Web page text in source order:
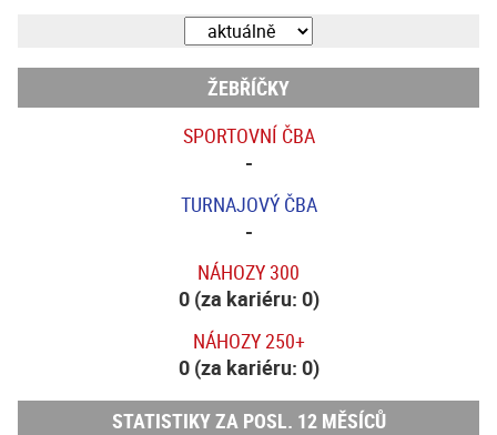
ŽEBŘÍČKY
SPORTOVNÍ ČBA
-
TURNAJOVÝ ČBA
-
NÁHOZY 300
0 (za kariéru: 0)
NÁHOZY 250+
0 (za kariéru: 0)
STATISTIKY ZA POSL. 12 MĚSÍCŮ